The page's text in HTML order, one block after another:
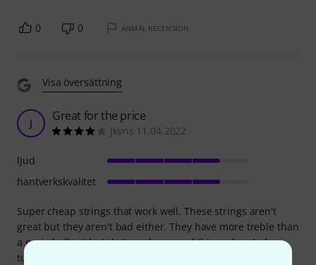
0 0 ANMÄL RECENSION
Visa översättning
J Great for the price
Jkvns 11.04.2022
Super cheap strings that work well. These strings aren't
great but they aren't bad either. They have more treble than
a ernie ball set but that can be a good thing when In low
tunings like drop b
ljud
hantverkskvalitet